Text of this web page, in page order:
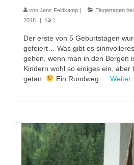
von Jens Feldkamp | Eingetragen bei:
2018
| 1
Der erste von 5 Geburtstagen
gefeiert… Was gibt es
gehen, wenn man in den Bergen
Kindern wohl so einiges ein, aber
getan.
Ein Rundweg … Weiter